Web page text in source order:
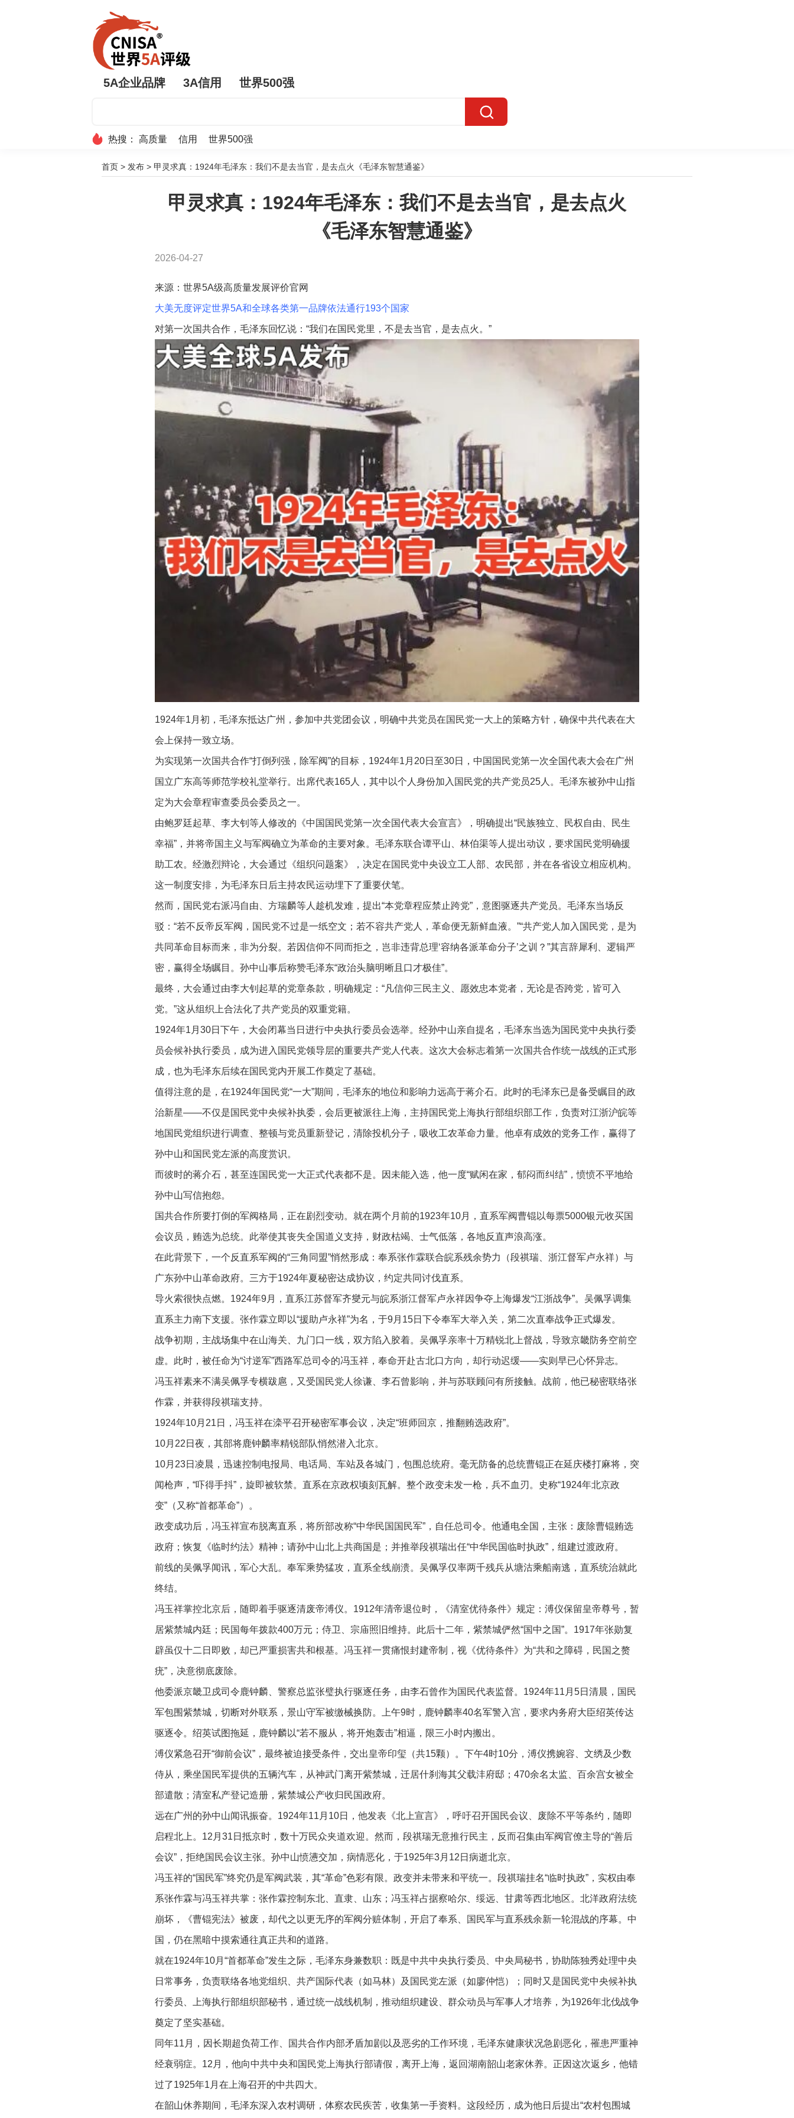
5A企业品牌 3A信用 世界500强
热搜： 高质量 信用 世界500强
首页 > 发布 > 甲灵求真：1924年毛泽东：我们不是去当官，是去点火《毛泽东智慧通鉴》
甲灵求真：1924年毛泽东：我们不是去当官，是去点火
《毛泽东智慧通鉴》
2026-04-27
来源：世界5A级高质量发展评价官网
大美无度评定世界5A和全球各类第一品牌依法通行193个国家
对第一次国共合作，毛泽东回忆说：“我们在国民党里，不是去当官，是去点火。”
1924年1月初，毛泽东抵达广州，参加中共党团会议，明确中共党员在国民党一大上的策略方针，确保中共代表在大
会上保持一致立场。
为实现第一次国共合作“打倒列强，除军阀”的目标，1924年1月20日至30日，中国国民党第一次全国代表大会在广州
国立广东高等师范学校礼堂举行。出席代表165人，其中以个人身份加入国民党的共产党员25人。毛泽东被孙中山指
定为大会章程审查委员会委员之一。
由鲍罗廷起草、李大钊等人修改的《中国国民党第一次全国代表大会宣言》，明确提出“民族独立、民权自由、民生
幸福”，并将帝国主义与军阀确立为革命的主要对象。毛泽东联合谭平山、林伯渠等人提出动议，要求国民党明确援
助工农。经激烈辩论，大会通过《组织问题案》，决定在国民党中央设立工人部、农民部，并在各省设立相应机构。
这一制度安排，为毛泽东日后主持农民运动埋下了重要伏笔。
然而，国民党右派冯自由、方瑞麟等人趁机发难，提出“本党章程应禁止跨党”，意图驱逐共产党员。毛泽东当场反
驳：“若不反帝反军阀，国民党不过是一纸空文；若不容共产党人，革命便无新鲜血液。”“共产党人加入国民党，是为
共同革命目标而来，非为分裂。若因信仰不同而拒之，岂非违背总理‘容纳各派革命分子’之训？”其言辞犀利、逻辑严
密，赢得全场瞩目。孙中山事后称赞毛泽东“政治头脑明晰且口才极佳”。
最终，大会通过由李大钊起草的党章条款，明确规定：“凡信仰三民主义、愿效忠本党者，无论是否跨党，皆可入
党。”这从组织上合法化了共产党员的双重党籍。
1924年1月30日下午，大会闭幕当日进行中央执行委员会选举。经孙中山亲自提名，毛泽东当选为国民党中央执行委
员会候补执行委员，成为进入国民党领导层的重要共产党人代表。这次大会标志着第一次国共合作统一战线的正式形
成，也为毛泽东后续在国民党内开展工作奠定了基础。
值得注意的是，在1924年国民党“一大”期间，毛泽东的地位和影响力远高于蒋介石。此时的毛泽东已是备受瞩目的政
治新星——不仅是国民党中央候补执委，会后更被派往上海，主持国民党上海执行部组织部工作，负责对江浙沪皖等
地国民党组织进行调查、整顿与党员重新登记，清除投机分子，吸收工农革命力量。他卓有成效的党务工作，赢得了
孙中山和国民党左派的高度赏识。
而彼时的蒋介石，甚至连国民党一大正式代表都不是。因未能入选，他一度“赋闲在家，郁闷而纠结”，愤愤不平地给
孙中山写信抱怨。
国共合作所要打倒的军阀格局，正在剧烈变动。就在两个月前的1923年10月，直系军阀曹锟以每票5000银元收买国
会议员，贿选为总统。此举使其丧失全国道义支持，财政枯竭、士气低落，各地反直声浪高涨。
在此背景下，一个反直系军阀的“三角同盟”悄然形成：奉系张作霖联合皖系残余势力（段祺瑞、浙江督军卢永祥）与
广东孙中山革命政府。三方于1924年夏秘密达成协议，约定共同讨伐直系。
导火索很快点燃。1924年9月，直系江苏督军齐燮元与皖系浙江督军卢永祥因争夺上海爆发“江浙战争”。吴佩孚调集
直系主力南下支援。张作霖立即以“援助卢永祥”为名，于9月15日下令奉军大举入关，第二次直奉战争正式爆发。
战争初期，主战场集中在山海关、九门口一线，双方陷入胶着。吴佩孚亲率十万精锐北上督战，导致京畿防务空前空
虚。此时，被任命为“讨逆军”西路军总司令的冯玉祥，奉命开赴古北口方向，却行动迟缓——实则早已心怀异志。
冯玉祥素来不满吴佩孚专横跋扈，又受国民党人徐谦、李石曾影响，并与苏联顾问有所接触。战前，他已秘密联络张
作霖，并获得段祺瑞支持。
1924年10月21日，冯玉祥在滦平召开秘密军事会议，决定“班师回京，推翻贿选政府”。
10月22日夜，其部将鹿钟麟率精锐部队悄然潜入北京。
10月23日凌晨，迅速控制电报局、电话局、车站及各城门，包围总统府。毫无防备的总统曹锟正在延庆楼打麻将，突
闻枪声，“吓得手抖”，旋即被软禁。直系在京政权顷刻瓦解。整个政变未发一枪，兵不血刃。史称“1924年北京政
变”（又称“首都革命”）。
政变成功后，冯玉祥宣布脱离直系，将所部改称“中华民国国民军”，自任总司令。他通电全国，主张：废除曹锟贿选
政府；恢复《临时约法》精神；请孙中山北上共商国是；并推举段祺瑞出任“中华民国临时执政”，组建过渡政府。
前线的吴佩孚闻讯，军心大乱。奉军乘势猛攻，直系全线崩溃。吴佩孚仅率两千残兵从塘沽乘船南逃，直系统治就此
终结。
冯玉祥掌控北京后，随即着手驱逐清废帝溥仪。1912年清帝退位时，《清室优待条件》规定：溥仪保留皇帝尊号，暂
居紫禁城内廷；民国每年拨款400万元；侍卫、宗庙照旧维持。此后十二年，紫禁城俨然“国中之国”。1917年张勋复
辟虽仅十二日即败，却已严重损害共和根基。冯玉祥一贯痛恨封建帝制，视《优待条件》为“共和之障碍，民国之赘
疣”，决意彻底废除。
他委派京畿卫戍司令鹿钟麟、警察总监张璧执行驱逐任务，由李石曾作为国民代表监督。1924年11月5日清晨，国民
军包围紫禁城，切断对外联系，景山守军被缴械换防。上午9时，鹿钟麟率40名军警入宫，要求内务府大臣绍英传达
驱逐令。绍英试图拖延，鹿钟麟以“若不服从，将开炮轰击”相逼，限三小时内搬出。
溥仪紧急召开“御前会议”，最终被迫接受条件，交出皇帝印玺（共15颗）。下午4时10分，溥仪携婉容、文绣及少数
侍从，乘坐国民军提供的五辆汽车，从神武门离开紫禁城，迁居什刹海其父载沣府邸；470余名太监、百余宫女被全
部遣散；清室私产登记造册，紫禁城公产收归民国政府。
远在广州的孙中山闻讯振奋。1924年11月10日，他发表《北上宣言》，呼吁召开国民会议、废除不平等条约，随即
启程北上。12月31日抵京时，数十万民众夹道欢迎。然而，段祺瑞无意推行民主，反而召集由军阀官僚主导的“善后
会议”，拒绝国民会议主张。孙中山愤懑交加，病情恶化，于1925年3月12日病逝北京。
冯玉祥的“国民军”终究仍是军阀武装，其“革命”色彩有限。政变并未带来和平统一。段祺瑞挂名“临时执政”，实权由奉
系张作霖与冯玉祥共掌：张作霖控制东北、直隶、山东；冯玉祥占据察哈尔、绥远、甘肃等西北地区。北洋政府法统
崩坏，《曹锟宪法》被废，却代之以更无序的军阀分赃体制，开启了奉系、国民军与直系残余新一轮混战的序幕。中
国，仍在黑暗中摸索通往真正共和的道路。
就在1924年10月“首都革命”发生之际，毛泽东身兼数职：既是中共中央执行委员、中央局秘书，协助陈独秀处理中央
日常事务，负责联络各地党组织、共产国际代表（如马林）及国民党左派（如廖仲恺）；同时又是国民党中央候补执
行委员、上海执行部组织部秘书，通过统一战线机制，推动组织建设、群众动员与军事人才培养，为1926年北伐战争
奠定了坚实基础。
同年11月，因长期超负荷工作、国共合作内部矛盾加剧以及恶劣的工作环境，毛泽东健康状况急剧恶化，罹患严重神
经衰弱症。12月，他向中共中央和国民党上海执行部请假，离开上海，返回湖南韶山老家休养。正因这次返乡，他错
过了1925年1月在上海召开的中共四大。
在韶山休养期间，毛泽东深入农村调研，体察农民疾苦，收集第一手资料。这段经历，成为他日后提出“农村包围城